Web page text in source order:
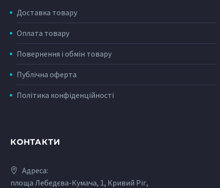
Доставка товару
Оплата товару
Повернення і обмін товару
Публічна оферта
Політика конфіденційності
КОНТАКТИ
Адреса:
площа Лебедєва-Кумача, 1, Кривий Ріг,